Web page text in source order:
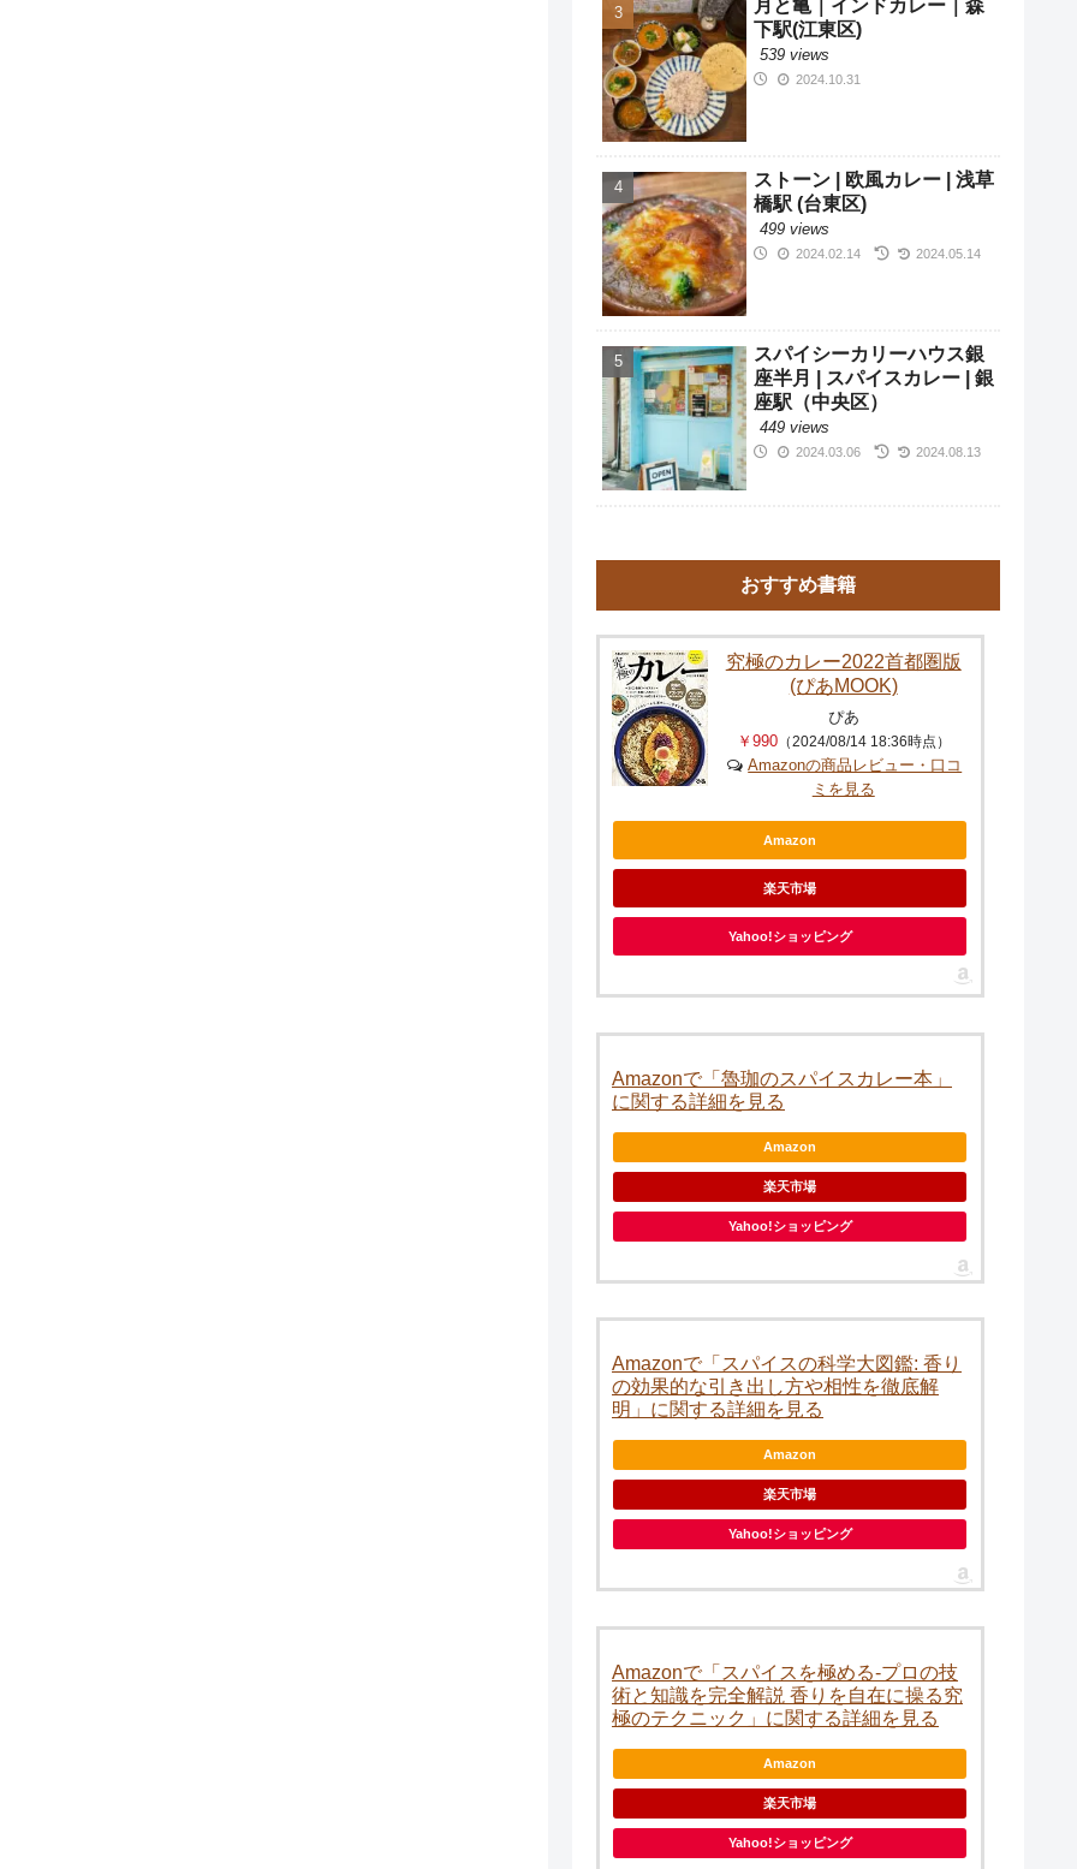
月と亀｜インドカレー｜森
下駅(江東区)
539 views
2024.10.31
ストーン | 欧風カレー | 浅草
橋駅 (台東区)
499 views
2024.02.14 2024.05.14
スパイシーカリーハウス銀
座半月 | スパイスカレー | 銀
座駅（中央区）
449 views
2024.03.06 2024.08.13
おすすめ書籍
究極のカレー2022首都圏版
(ぴあMOOK)
ぴあ
￥990（2024/08/14 18:36時点）
Amazonの商品レビュー・口コ
ミを見る
Amazon
楽天市場
Yahoo!ショッピング
Amazonで「魯珈のスパイスカレー本」
に関する詳細を見る
Amazon
楽天市場
Yahoo!ショッピング
Amazonで「スパイスの科学大図鑑: 香り
の効果的な引き出し方や相性を徹底解
明」に関する詳細を見る
Amazon
楽天市場
Yahoo!ショッピング
Amazonで「スパイスを極める-プロの技
術と知識を完全解説 香りを自在に操る究
極のテクニック」に関する詳細を見る
Amazon
楽天市場
Yahoo!ショッピング